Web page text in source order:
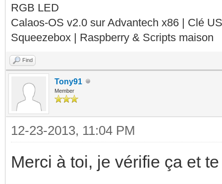
RGB LED
Calaos-OS v2.0 sur Advantech x86 | Clé
Squeezebox | Raspberry & Scripts maison
Find
Tony91
Member
12-23-2013, 11:04 PM
Merci à toi, je vérifie ça et